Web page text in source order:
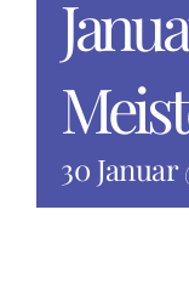
30 Januar